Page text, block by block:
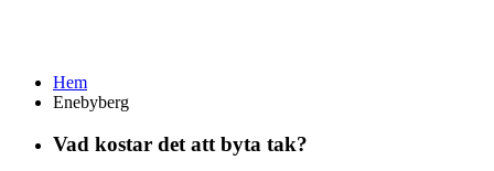
Hem
Enebyberg
Vad kostar det att byta tak?